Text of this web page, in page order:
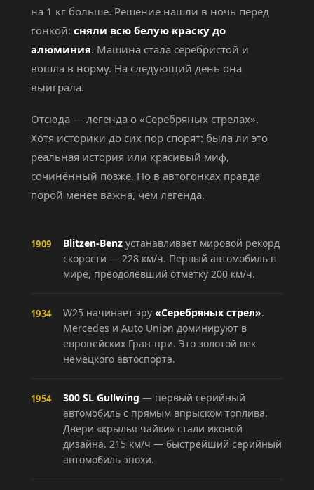
на 1 кг больше. Решение нашли в ночь перед
гонкой: сняли всю белую краску до
алюминия. Машина стала серебристой и
вошла в норму. На следующий день она
выиграла.
Отсюда — легенда о «Серебряных стрелах».
Хотя историки до сих пор спорят: была ли это
реальная история или красивый миф,
сочинённый позже. Но в автогонках правда
порой менее важна, чем легенда.
1909 Blitzen-Benz устанавливает мировой рекорд
скорости — 228 км/ч. Первый автомобиль в
мире, преодолевший отметку 200 км/ч.
1934 W25 начинает эру «Серебряных стрел».
Mercedes и Auto Union доминируют в
европейских Гран-при. Это золотой век
немецкого автоспорта.
1954 300 SL Gullwing — первый серийный
автомобиль с прямым впрыском топлива.
Двери «крылья чайки» стали иконой
дизайна. 215 км/ч — быстрейший серийный
автомобиль эпохи.